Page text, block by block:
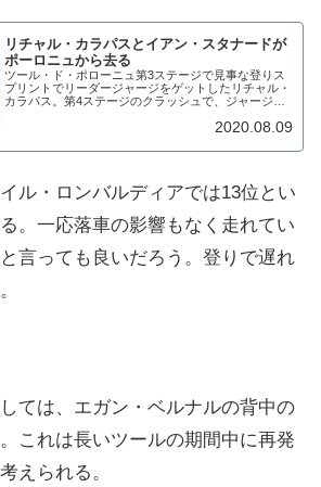
リチャル・カラパスとイアン・スタナードが
ポーロニュから去る
ツール・ド・ポローニュ第3ステージで見事な登りス
プリントでリーダージャージをゲットしたリチャル・
カラパス。第4ステージのクラッシュで、ジャージは
しまったが、第4ステージをスタートすることなく...
2020.08.09
ル・ロンバルディアでは13位とい
。一応落車の影響もなく走れてい
言っても良いだろう。登りで遅れ
ては、エガン・ベルナルの背中の
これは長いツールの期間中に再発
えられる。